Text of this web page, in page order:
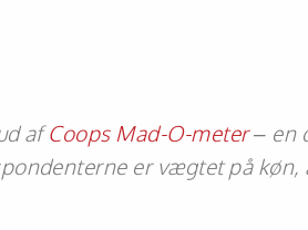
af Coops Mad-O-meter– en
er vægtet på